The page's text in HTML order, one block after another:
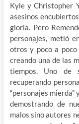
Kyle y Christopher
asesinos
gloria. Pero
personajes, metió
otros y poco a
creando una de las
tiempos. Uno de
recuperando
“personajes
demostrando de
malos sino autores